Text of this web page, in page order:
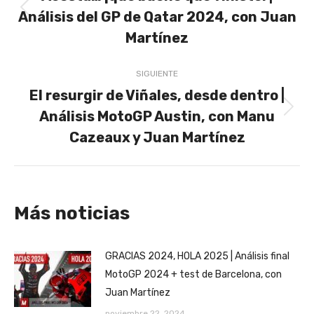
publicacionesPublicación
anterior:
Análisis del GP de Qatar 2024, con Juan
Martínez
SIGUIENTE
Publicación
siguiente:
El resurgir de Viñales, desde dentro |
Análisis MotoGP Austin, con Manu
Cazeaux y Juan Martínez
Más noticias
GRACIAS 2024, HOLA 2025 | Análisis final
MotoGP 2024 + test de Barcelona, con
Juan Martínez